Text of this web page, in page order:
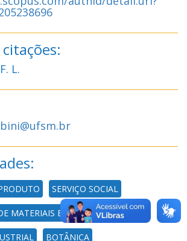
L.
SERVIÇO SOCIAL
MATERIAIS E METALÚRGICA
BOTÂNICA